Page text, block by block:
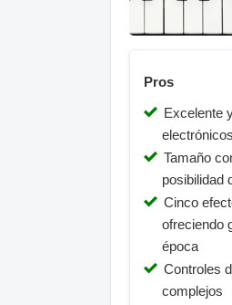
Pros
Excelente
Tamaño
posibilidad
Cinco
ofreciendo
época
Controles
complejos